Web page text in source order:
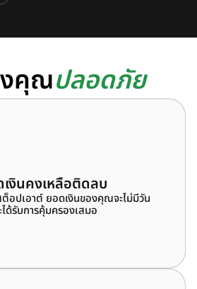
งคุณปลอดภัย
งินคงเหลือติดลบ
อปเอาต์ ยอดเงินของคุณจะไม่มีวัน
ด้รับการคุ้มครองเสมอ